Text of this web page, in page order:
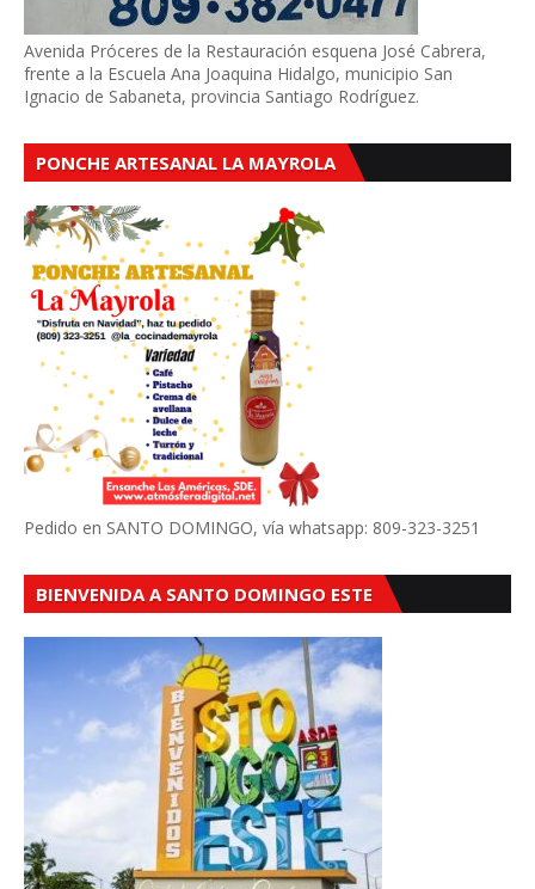
Avenida Próceres de la Restauración esquena José Cabrera,
frente a la Escuela Ana Joaquina Hidalgo, municipio San
Ignacio de Sabaneta, provincia Santiago Rodríguez.
PONCHE ARTESANAL LA MAYROLA
Pedido en SANTO DOMINGO, vía whatsapp: 809-323-3251
BIENVENIDA A SANTO DOMINGO ESTE